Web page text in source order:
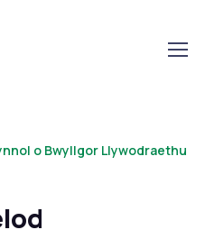
o Bwyllgor Llywodraethu